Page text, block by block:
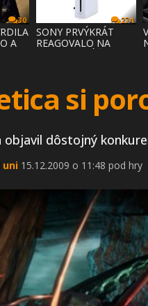
30
A
274
SONY PRVÝKRÁT
REAGOVALO NA
si
objavil dôstojný
uni 15.12.2009 o 11:48 pod hry